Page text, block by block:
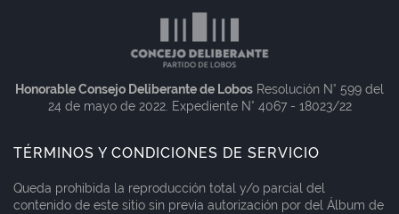
Honorable Consejo Deliberante de Lobos Resolución N° 599 del
24 de mayo de 2022. Expediente N° 4067 - 18023/22
TÉRMINOS Y CONDICIONES DE SERVICIO
Queda prohibida la reproducción total y/o parcial del
contenido de este sitio sin previa autorización por del Álbum de